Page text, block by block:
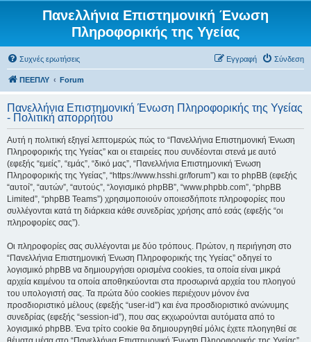
Πανελλήνια Επιστημονική Ένωση
Πληροφορικής της Υγείας
Συχνές ερωτήσεις Σύνδεση
Εγγραφή
ΠΕΕΠΛΥ Forum
Πανελλήνια Επιστημονική Ένωση Πληροφορικής της Υγείας
- Πολιτική απορρήτου
Αυτή η πολιτική εξηγεί λεπτομερώς πώς το “Πανελλήνια Επιστημονική Ένωση
Πληροφορικής της Υγείας” και οι εταιρείες που συνδέονται στενά με αυτό
(εφεξής “εμείς”, “εμάς”, “δικό μας”, “Πανελλήνια Επιστημονική Ένωση
Πληροφορικής της Υγείας”, “https://www.hsshi.gr/forum”) και το phpBB (εφεξής
“αυτοί”, “αυτών”, “αυτούς”, “λογισμικό phpBB”, “www.phpbb.com”, “phpBB
Limited”, “phpBB Teams”) χρησιμοποιούν οποιεσδήποτε πληροφορίες που
συλλέγονται κατά τη διάρκεια κάθε συνεδρίας χρήσης από εσάς (εφεξής “οι
πληροφορίες σας”).
Οι πληροφορίες σας συλλέγονται με δύο τρόπους. Πρώτον, η περιήγηση στο
“Πανελλήνια Επιστημονική Ένωση Πληροφορικής της Υγείας” οδηγεί το
λογισμικό phpBB να δημιουργήσει ορισμένα cookies, τα οποία είναι μικρά
αρχεία κειμένου τα οποία αποθηκεύονται στα προσωρινά αρχεία του πλοηγού
του υπολογιστή σας. Τα πρώτα δύο cookies περιέχουν μόνον ένα
προσδιοριστικό μέλους (εφεξής “user-id”) και ένα προσδιοριστικό ανώνυμης
συνεδρίας (εφεξής “session-id”), που σας εκχωρούνται αυτόματα από το
λογισμικό phpBB. Ένα τρίτο cookie θα δημιουργηθεί μόλις έχετε πλοηγηθεί σε